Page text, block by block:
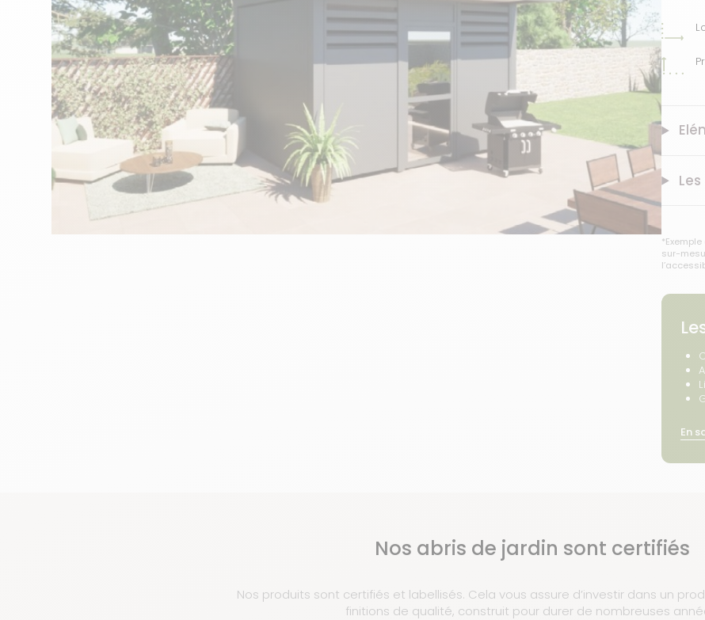
sur-
En
Nos abris de jardin sont certifiés
Nos produits sont certifiés et labellisés. Cela vous assure d’investir dans un
finitions de qualité, construit pour durer de nombreuses